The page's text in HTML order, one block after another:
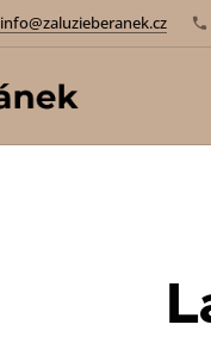
info@zaluzieberanek.cz